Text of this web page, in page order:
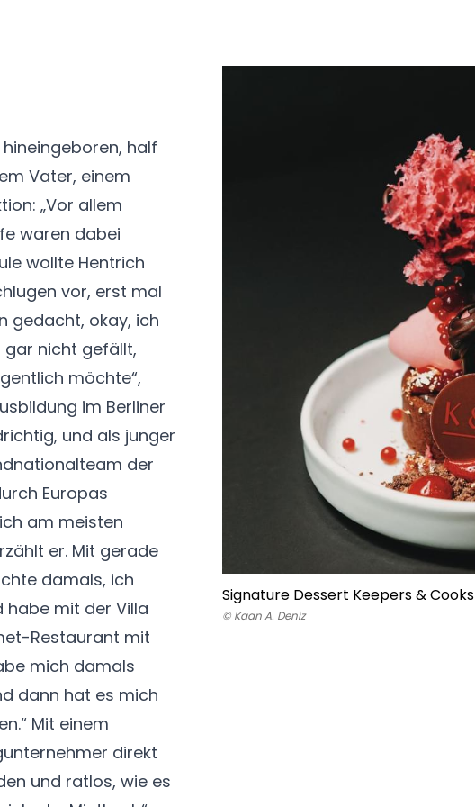
half
Vater, einem
„Vor allem
waren dabei
wollte Hentrich
vor, erst mal
gedacht, okay, ich
gar nicht gefällt,
möchte“,
im Berliner
und als junger
der
Europas
am meisten
er. Mit gerade
damals, ich
habe mit der Villa
Restaurant mit
mich damals
dann hat es mich
Mit einem
direkt
und ratlos, wie es
Signature Dessert Keepers & Cooks
© Kaan A. Deniz